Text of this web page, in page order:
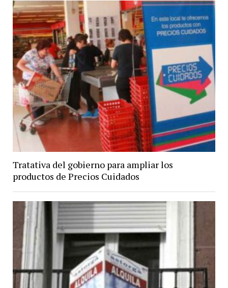
Tratativa del gobierno para ampliar los
productos de Precios Cuidados